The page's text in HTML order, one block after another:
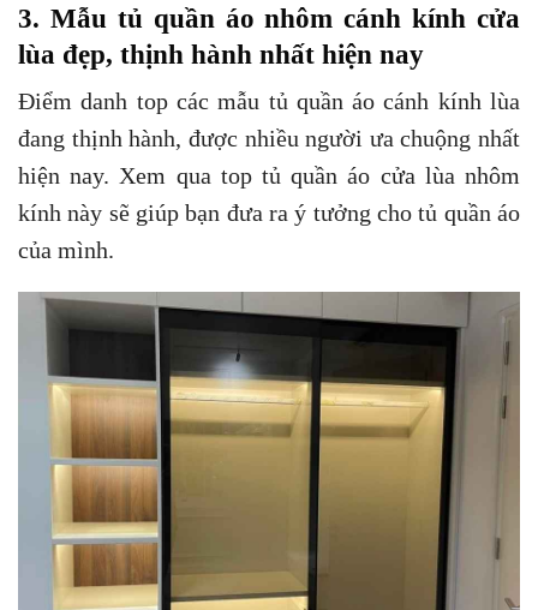
3. Mẫu tủ quần áo nhôm cánh kính cửa
lùa đẹp, thịnh hành nhất hiện nay
Điểm danh top các mẫu tủ quần áo cánh kính lùa
đang thịnh hành, được nhiều người ưa chuộng nhất
hiện nay. Xem qua top tủ quần áo cửa lùa nhôm
kính này sẽ giúp bạn đưa ra ý tưởng cho tủ quần áo
của mình.